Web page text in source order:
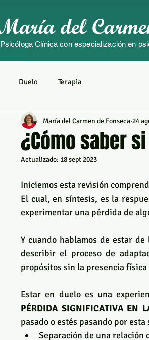
Psicóloga Clínica con especialización en
Duelo Terapia
¿Cómo saber
María del Carmen de Fonseca 24
Actualizado: 18 sept 2023
Iniciemos esta revisión
El cual, en síntesis, es la
experimentar una pérdida de
Y cuando hablamos de estar
describir el proceso de
propósitos sin la presencia
PÉRDIDA SIGNIFICATIVA EN
pasado o estés pasando por
Separación de una relación